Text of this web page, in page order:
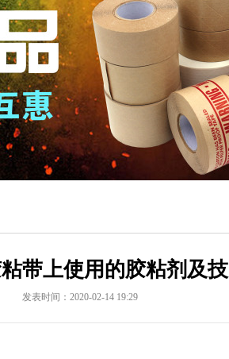
带上使用的胶粘剂及技
发表时间：2020-02-14 19:29